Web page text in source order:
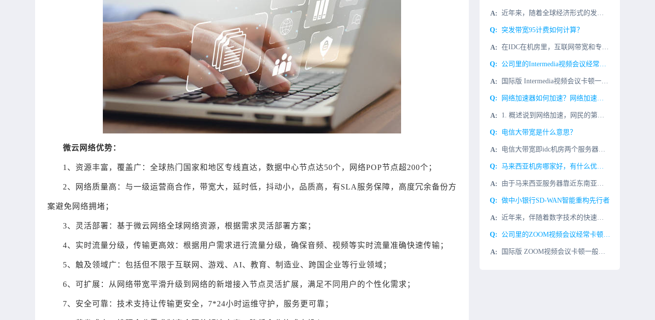
微云网络优势：
1、资源丰富，覆盖广：全球热门国家和地区专线直达，数据中心节点达50个，网络POP节点超200个；
2、网络质量高：与一级运营商合作，带宽大，延时低，抖动小，品质高，有SLA服务保障，高度冗余备份方
案避免网络拥堵；
3、灵活部署：基于微云网络全球网络资源，根据需求灵活部署方案；
4、实时流量分级，传输更高效：根据用户需求进行流量分级，确保音频、视频等实时流量准确快速传输；
5、触及领域广：包括但不限于互联网、游戏、AI、教育、制造业、跨国企业等行业领域；
6、可扩展：从网络带宽平滑升级到网络的新增接入节点灵活扩展，满足不同用户的个性化需求；
7、安全可靠：技术支持让传输更安全，7*24小时运维守护，服务更可靠；
近年来，随着全球经济形式的发展，许多国内企业都专注于国外，跨境电子商务和跨境金融也在迅速发展。许多人认为互联网和金融业的结合是跨境金融，但事实并非如此。跨境互联网金融不是两者的简单结合，而是在实现安全
突发带宽95计费如何计算？
在IDC在机房里，互联网带宽和专线带宽经常会突然发生95计费突发带宽95计费怎么算？95计费（95th Percentile charging）95计费是根据每5分钟统计一次结算时间内的流量每5分钟统
公司里的Intermedia视频会议经常卡顿怎么解决？
国际版 Intermedia视频会议卡顿一般是这几个原因造成。1、企业办公计算机性能不足，造成打开缓慢；解决办法：重点升级计算机cpu和内存。2、网络问题：由国外客户发起Intermedia视频电话会
网络加速器如何加速？网络加速器原理
1. 概述说到网络加速，网民的第一反应是网络游戏加速器。例如，流热门的游戏绝地大逃杀，主播们在玩游戏前经常会挂上一款网游加速器。特别是在欧服，美服，是必不可少的。网络游戏加速器主要用于改善网络丢包率，
电信大带宽是什么意思？
电信大带宽即idc机房两个服务器之间传输的量，这个量一般为1000M/S的服务器带宽，不过现在100M/S的服务器带宽也可以叫做电信大带宽。什么样的业务会使用电信大带宽？使用电信大带宽的业务一般有视频
马来西亚机房哪家好，有什么优势？
由于马来西亚服务器靠近东南亚市场，互联网数据中心已经成熟和完善，多优势。因此，马来西亚服务器在大陆越来越受欢迎，尤其是在整个游戏行业和外贸行业。所以今天小编将介绍马来西亚服务器机房的优势。一、马来西亚
做中小银行SD-WAN智能重构先行者
近年来，伴随着数字技术的快速发展，银行业持续深耕金融科技领域，创新产品和服务，高质量推进金融数字化转型。如今，基于金融创新的数字化转型成为整个行业的“新基建”，人工智能、大数据、云计算、物联网与金融科
公司里的ZOOM视频会议经常卡顿怎么解决？
国际版 ZOOM视频会议卡顿一般是这几个原因造成。 1、企业办公计算机性能不足，造成打开缓慢；解决办法：重点升级计算机cpu和内存。 2、网络问题：由国外客户发起ZOOM视频电话会议很卡顿,那